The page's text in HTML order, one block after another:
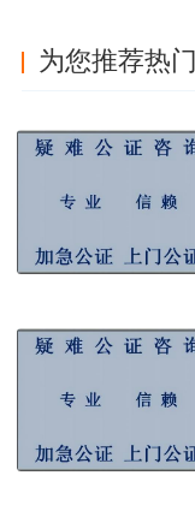
为您推荐热